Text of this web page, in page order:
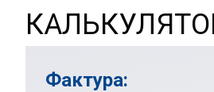
Фактура: